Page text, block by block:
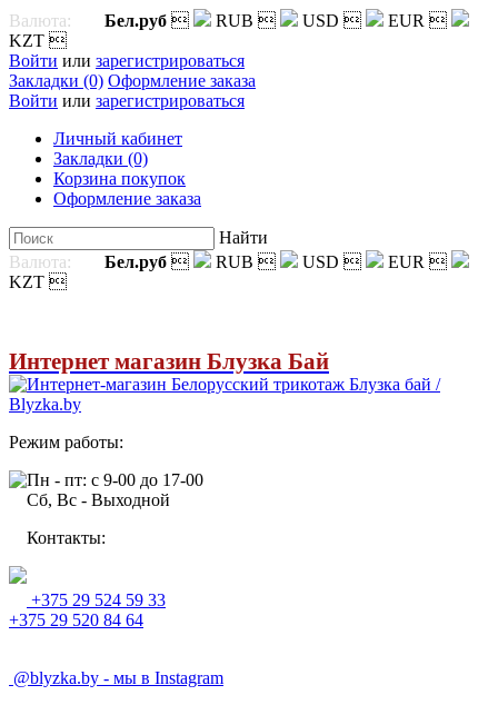
Валюта: Бел.руб  RUB  USD  EUR 
KZT 
Войти или зарегистрироваться
Закладки (0) Оформление заказа
Войти или зарегистрироваться
Личный кабинет
Закладки (0)
Корзина покупок
Оформление заказа
Найти
Валюта:
Бел.руб  RUB  USD  EUR 
KZT 
Интернет магазин Блузка Бай
Режим работы:
Пн - пт: с 9-00 до 17-00
Сб, Вс - Выходной
Контакты:
+375 29 524 59 33
+375 29 520 84 64
@blyzka.by - мы в Instagram